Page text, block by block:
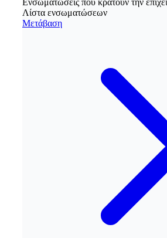
Ενσωματώσεις που κρατούν την
Λίστα ενσωματώσεων
Μετάβαση